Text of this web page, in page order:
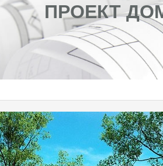
ПРОЕКТ